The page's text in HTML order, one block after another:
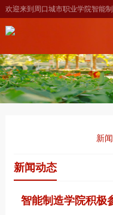
欢迎来到周口城市职业学院智能
新
新闻动态
智能制造学院积极